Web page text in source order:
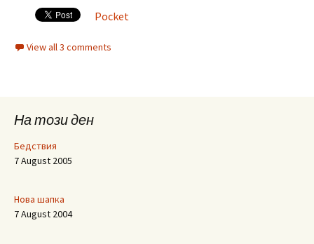
Pocket
View all 3 comments
На този ден
Бедствия
7 August 2005
Нова шапка
7 August 2004